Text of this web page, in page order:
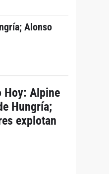
Alonso
Hoy: Alpine
Hungría;
explotan